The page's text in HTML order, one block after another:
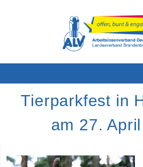
Tierparkfest in
am 27.